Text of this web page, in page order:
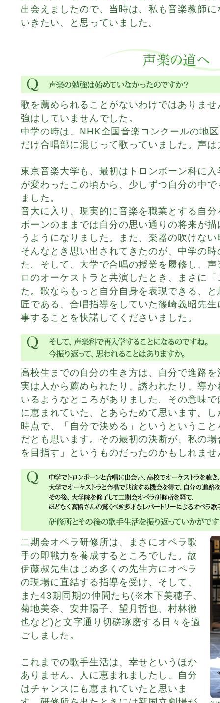
出会えましたので、当時は、私も音楽教師
いきたい、と思っていました。
歌を薦められることがないわけではありま
強はしていませんでした。
中学の時は、NHK全国音楽コンクールの地
だけ合唱部に混じって歌っていました。声
東京音楽大学も、最初はトロンボーン科に
が変わったこの頃から、少しずつ自分の中
ました。
音大に入り、現実的に音楽を職業とする自
ボーンのままでは自分の思い通りの将来が
うようになりました。また、楽器の吹けな
そんなとき思い出されてきたのが、中学の
た。そして、大学で合唱の授業を履修し、
ロのオーケストラと共演したとき、まさに
た。歌ならもっと自分自身を表現できる、
匠である、合唱指導をしていた篠崎義昭先
事することを快諾してくださいました。
高校生までの自分の生き方は、自分で進路
実は人から薦められたり、誘われたり、導
いるようなところがありました。その意味
に恵まれていた、とあらためて思います。
時点で、「自分で決める」というというこ
だとも思います。その最初の決断が、私の
を目指す」というものだったのかもしれませ
二期会オペラ研修所は、まさにオペラ歌
手の即戦力を養成するところでした。故
伊藤叔先生はじめ多くの先生方にオペラ
の現場に直結する指導を受け、そして、
また43期同期の仲間たち(※木下美穂子、
菊地美奈、安井陽子、望月哲也、村林徹
也など)と文字通り切磋琢磨する日々を過
ごしました。
これまでの歌手生活は、幸せというほか
ありません。人に恵まれましたし、自分
はチャンスにも恵まれていたと思いま